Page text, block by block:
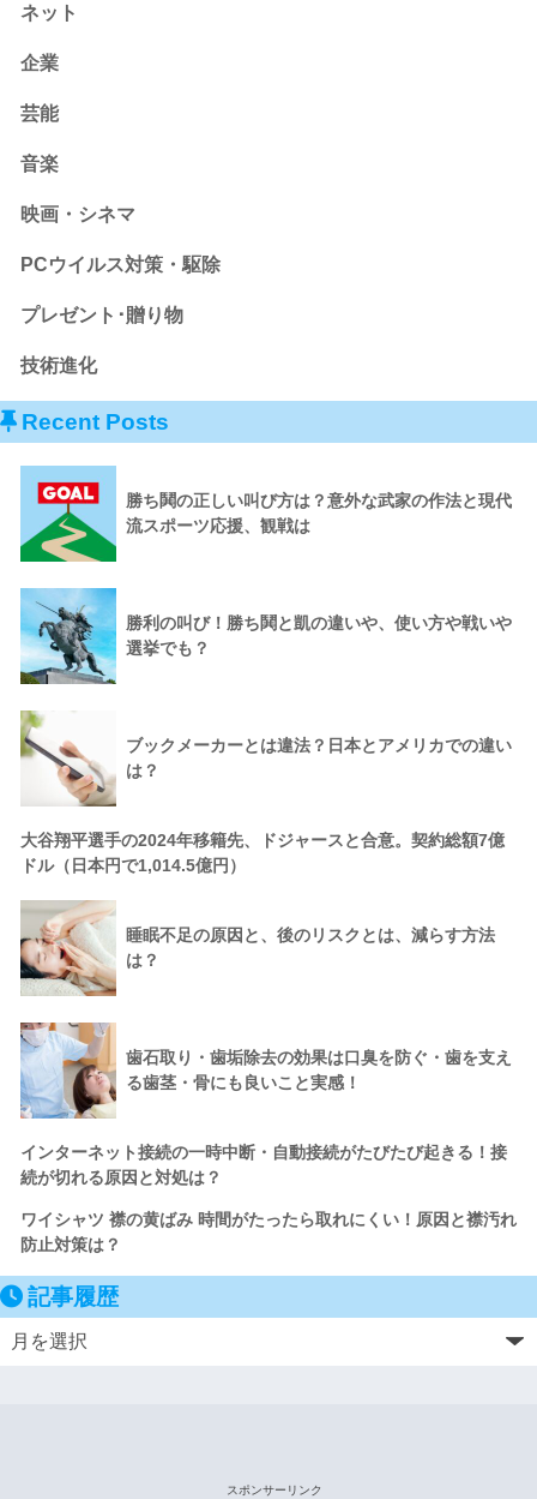
ネット
企業
芸能
音楽
映画・シネマ
PCウイルス対策・駆除
プレゼント･贈り物
技術進化
Recent Posts
勝ち鬨の正しい叫び方は？意外な武家の作法と現代
流スポーツ応援、観戦は
勝利の叫び！勝ち鬨と凱の違いや、使い方や戦いや
選挙でも？
ブックメーカーとは違法？日本とアメリカでの違い
は？
大谷翔平選手の2024年移籍先、ドジャースと合意。契約総額7億
ドル（日本円で1,014.5億円）
睡眠不足の原因と、後のリスクとは、減らす方法
は？
歯石取り・歯垢除去の効果は口臭を防ぐ・歯を支え
る歯茎・骨にも良いこと実感！
インターネット接続の一時中断・自動接続がたびたび起きる！接
続が切れる原因と対処は？
ワイシャツ 襟の黄ばみ 時間がたったら取れにくい！原因と襟汚れ
防止対策は？
記事履歴
スポンサーリンク